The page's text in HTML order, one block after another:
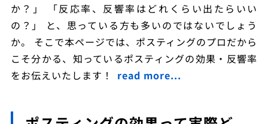
か？」 「反応率、反響率はどれくらい出たらいい
の？」 と、思っている方も多いのではないでしょう
か。 そこで本ページでは、ポスティングのプロだから
こそ分かる、知っているポスティングの効果・反響率
をお伝えいたします！
read more...